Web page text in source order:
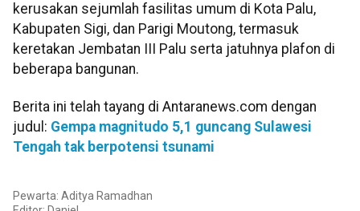
kerusakan sejumlah fasilitas umum di Kota Palu,
Kabupaten Sigi, dan Parigi Moutong, termasuk
keretakan Jembatan III Palu serta jatuhnya plafon di
beberapa bangunan.
Berita ini telah tayang di Antaranews.com dengan
judul: Gempa magnitudo 5,1 guncang Sulawesi
Tengah tak berpotensi tsunami
Pewarta: Aditya Ramadhan